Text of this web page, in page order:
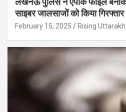
साइबर जालसाजों को किया गिरफ्तार
February 15, 2025 Rising